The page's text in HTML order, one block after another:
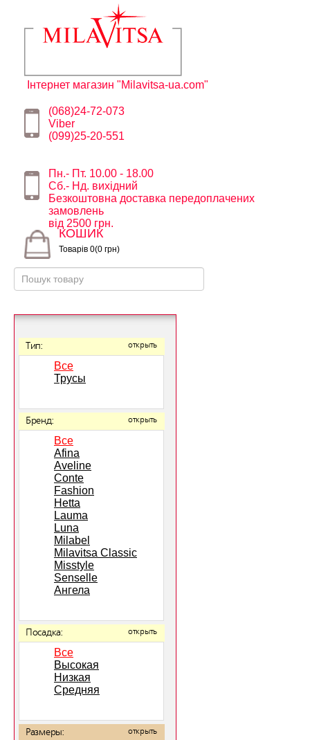
Інтернет магазин "Milavitsa-ua.com"
(068)24-72-073
Viber
(099)25-20-551
Пн.- Пт. 10.00 - 18.00
Сб.- Нд. вихідний
Безкоштовна доставка передоплачених
замовлень
від 2500 грн.
КОШИК
Товарів 0(0 грн)
Тип: открыть
Все
Трусы
Бренд: открыть
Все
Afina
Aveline
Conte
Fashion
Hetta
Lauma
Luna
Milabel
Milavitsa Classic
Misstyle
Senselle
Ангела
Посадка: открыть
Все
Высокая
Низкая
Средняя
Размеры: открыть